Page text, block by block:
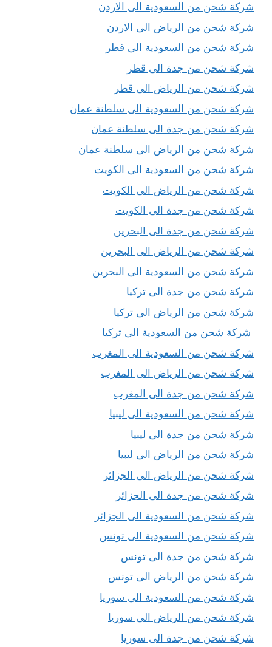
شركة شحن من السعودية الى الاردن
شركة شحن من الرياض الى الاردن
شركة شحن من السعودية الى قطر
شركة شحن من جدة الى قطر
شركة شحن من الرياض الى قطر
شركة شحن من السعودية الى سلطنة عمان
شركة شحن من جدة الى سلطنة عمان
شركة شحن من الرياض الى سلطنة عمان
شركة شحن من السعودية الى الكويت
شركة شحن من الرياض الى الكويت
شركة شحن من جدة الى الكويت
شركة شحن من جدة الى البحرين
شركة شحن من الرياض الى البحرين
شركة شحن من السعودية الى البحرين
شركة شحن من جدة الى تركيا
شركة شحن من الرياض الى تركيا
شركة شحن من السعودية الى تركيا
شركة شحن من السعودية الى المغرب
شركة شحن من الرياض الى المغرب
شركة شحن من جدة الى المغرب
شركة شحن من السعودية الى ليبيا
شركة شحن من جدة الى ليبيا
شركة شحن من الرياض الى ليبيا
شركة شحن من الرياض الى الجزائر
شركة شحن من جدة الى الجزائر
شركة شحن من السعودية الى الجزائر
شركة شحن من السعودية الى تونس
شركة شحن من جدة الى تونس
شركة شحن من الرياض الى تونس
شركة شحن من السعودية الى سوريا
شركة شحن من الرياض الى سوريا
شركة شحن من جدة الى سوريا